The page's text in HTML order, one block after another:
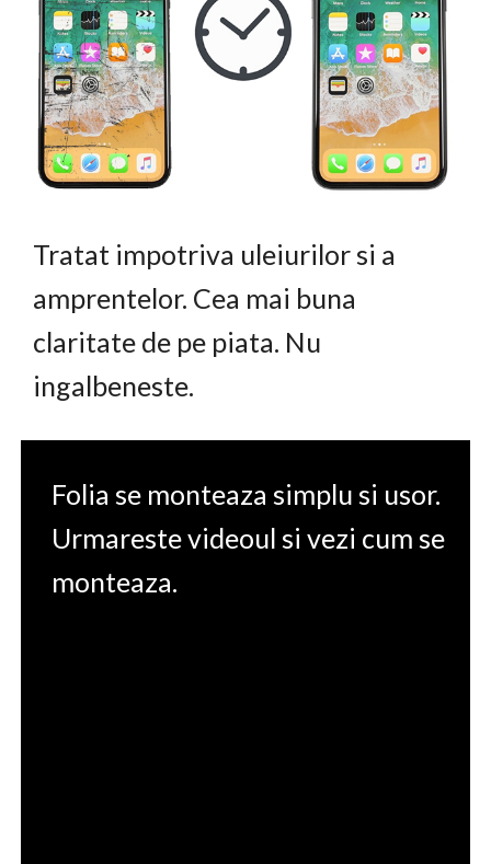
Tratat impotriva uleiurilor si a
amprentelor. Cea mai buna
claritate de pe piata. Nu
ingalbeneste.
Folia se monteaza simplu si usor.
Urmareste videoul si vezi cum se
monteaza.